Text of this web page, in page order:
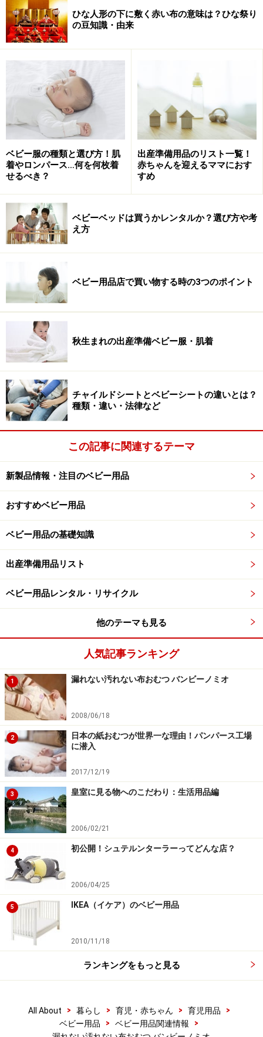
ひな人形の下に敷く赤い布の意味は？ひな祭り
の豆知識・由来
ベビー服の種類と選び方！肌
着やロンパース…何を何枚着
せるべき？
出産準備用品のリスト一覧！
赤ちゃんを迎えるママにおす
すめ
ベビーベッドは買うかレンタルか？選び方や考
え方
ベビー用品店で買い物する時の3つのポイント
秋生まれの出産準備ベビー服・肌着
チャイルドシートとベビーシートの違いとは？
種類・違い・法律など
この記事に関連するテーマ
新製品情報・注目のベビー用品
おすすめベビー用品
ベビー用品の基礎知識
出産準備用品リスト
ベビー用品レンタル・リサイクル
他のテーマも見る
人気記事ランキング
1 漏れない汚れない布おむつ バンビーノミオ
2008/06/18
2
日本の紙おむつが世界一な理由！パンパース工場
に潜入
2017/12/19
3 皇室に見る物へのこだわり：生活用品編
2006/02/21
4 初公開！シュテルンターラーってどんな店？
2006/04/25
5 IKEA（イケア）のベビー用品
2010/11/18
ランキングをもっと見る
All About > 暮らし > 育児・赤ちゃん > 育児用品
>
ベビー用品
> ベビー用品関連情報
>